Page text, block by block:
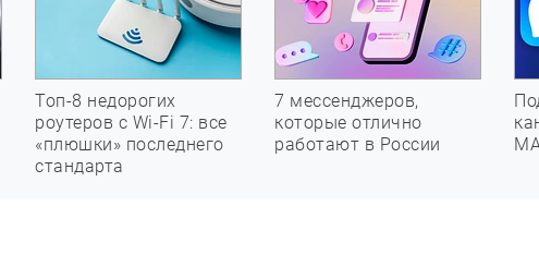
Топ-8 недорогих
роутеров с Wi-Fi 7: все
«плюшки» последнего
стандарта
7 мессенджеров,
которые отлично
работают в России